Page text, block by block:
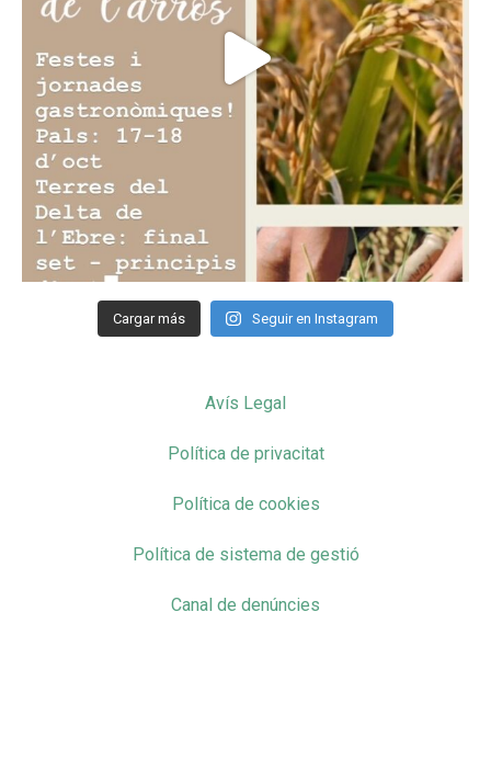
Cargar más Seguir en Instagram
Avís Legal
Política de privacitat
Política de cookies
Política de sistema de gestió
Canal de denúncies